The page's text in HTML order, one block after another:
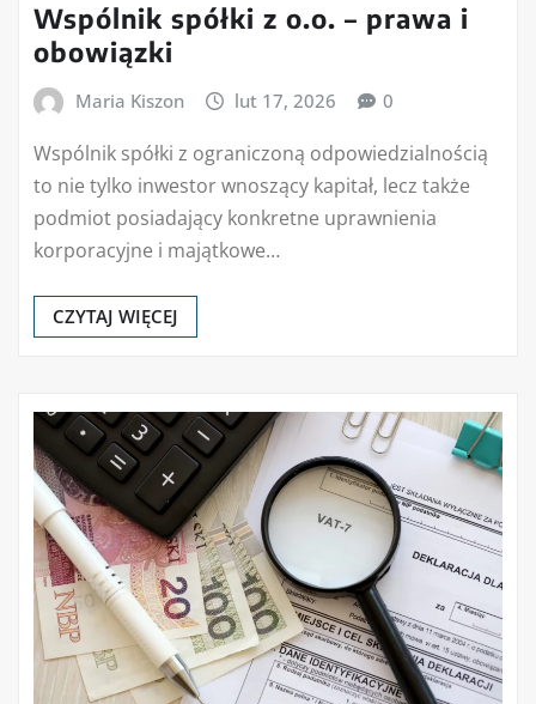
Wspólnik spółki z o.o. – prawa i
obowiązki
Maria Kiszon lut 17, 2026 0
Wspólnik spółki z ograniczoną odpowiedzialnością
to nie tylko inwestor wnoszący kapitał, lecz także
podmiot posiadający konkretne uprawnienia
korporacyjne i majątkowe…
CZYTAJ WIĘCEJ